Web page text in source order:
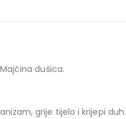
dušica.
grije tijelo i krijepi duh.